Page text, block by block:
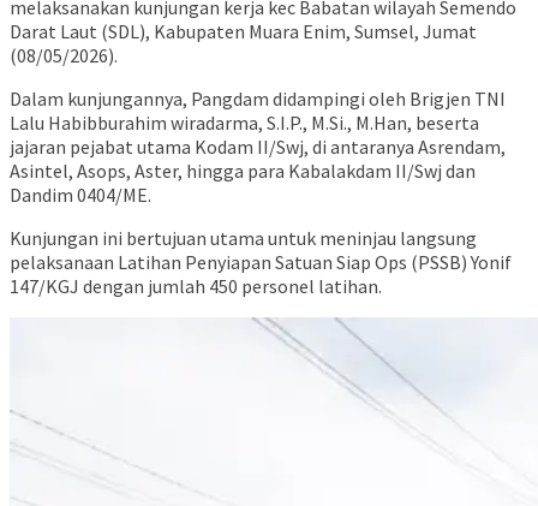
melaksanakan kunjungan kerja kec Babatan wilayah Semendo
Darat Laut (SDL), Kabupaten Muara Enim, Sumsel, Jumat
(08/05/2026).
Dalam kunjungannya, Pangdam didampingi oleh Brigjen TNI
Lalu Habibburahim wiradarma, S.I.P., M.Si., M.Han, beserta
jajaran pejabat utama Kodam II/Swj, di antaranya Asrendam,
Asintel, Asops, Aster, hingga para Kabalakdam II/Swj dan
Dandim 0404/ME.
Kunjungan ini bertujuan utama untuk meninjau langsung
pelaksanaan Latihan Penyiapan Satuan Siap Ops (PSSB) Yonif
147/KGJ dengan jumlah 450 personel latihan.